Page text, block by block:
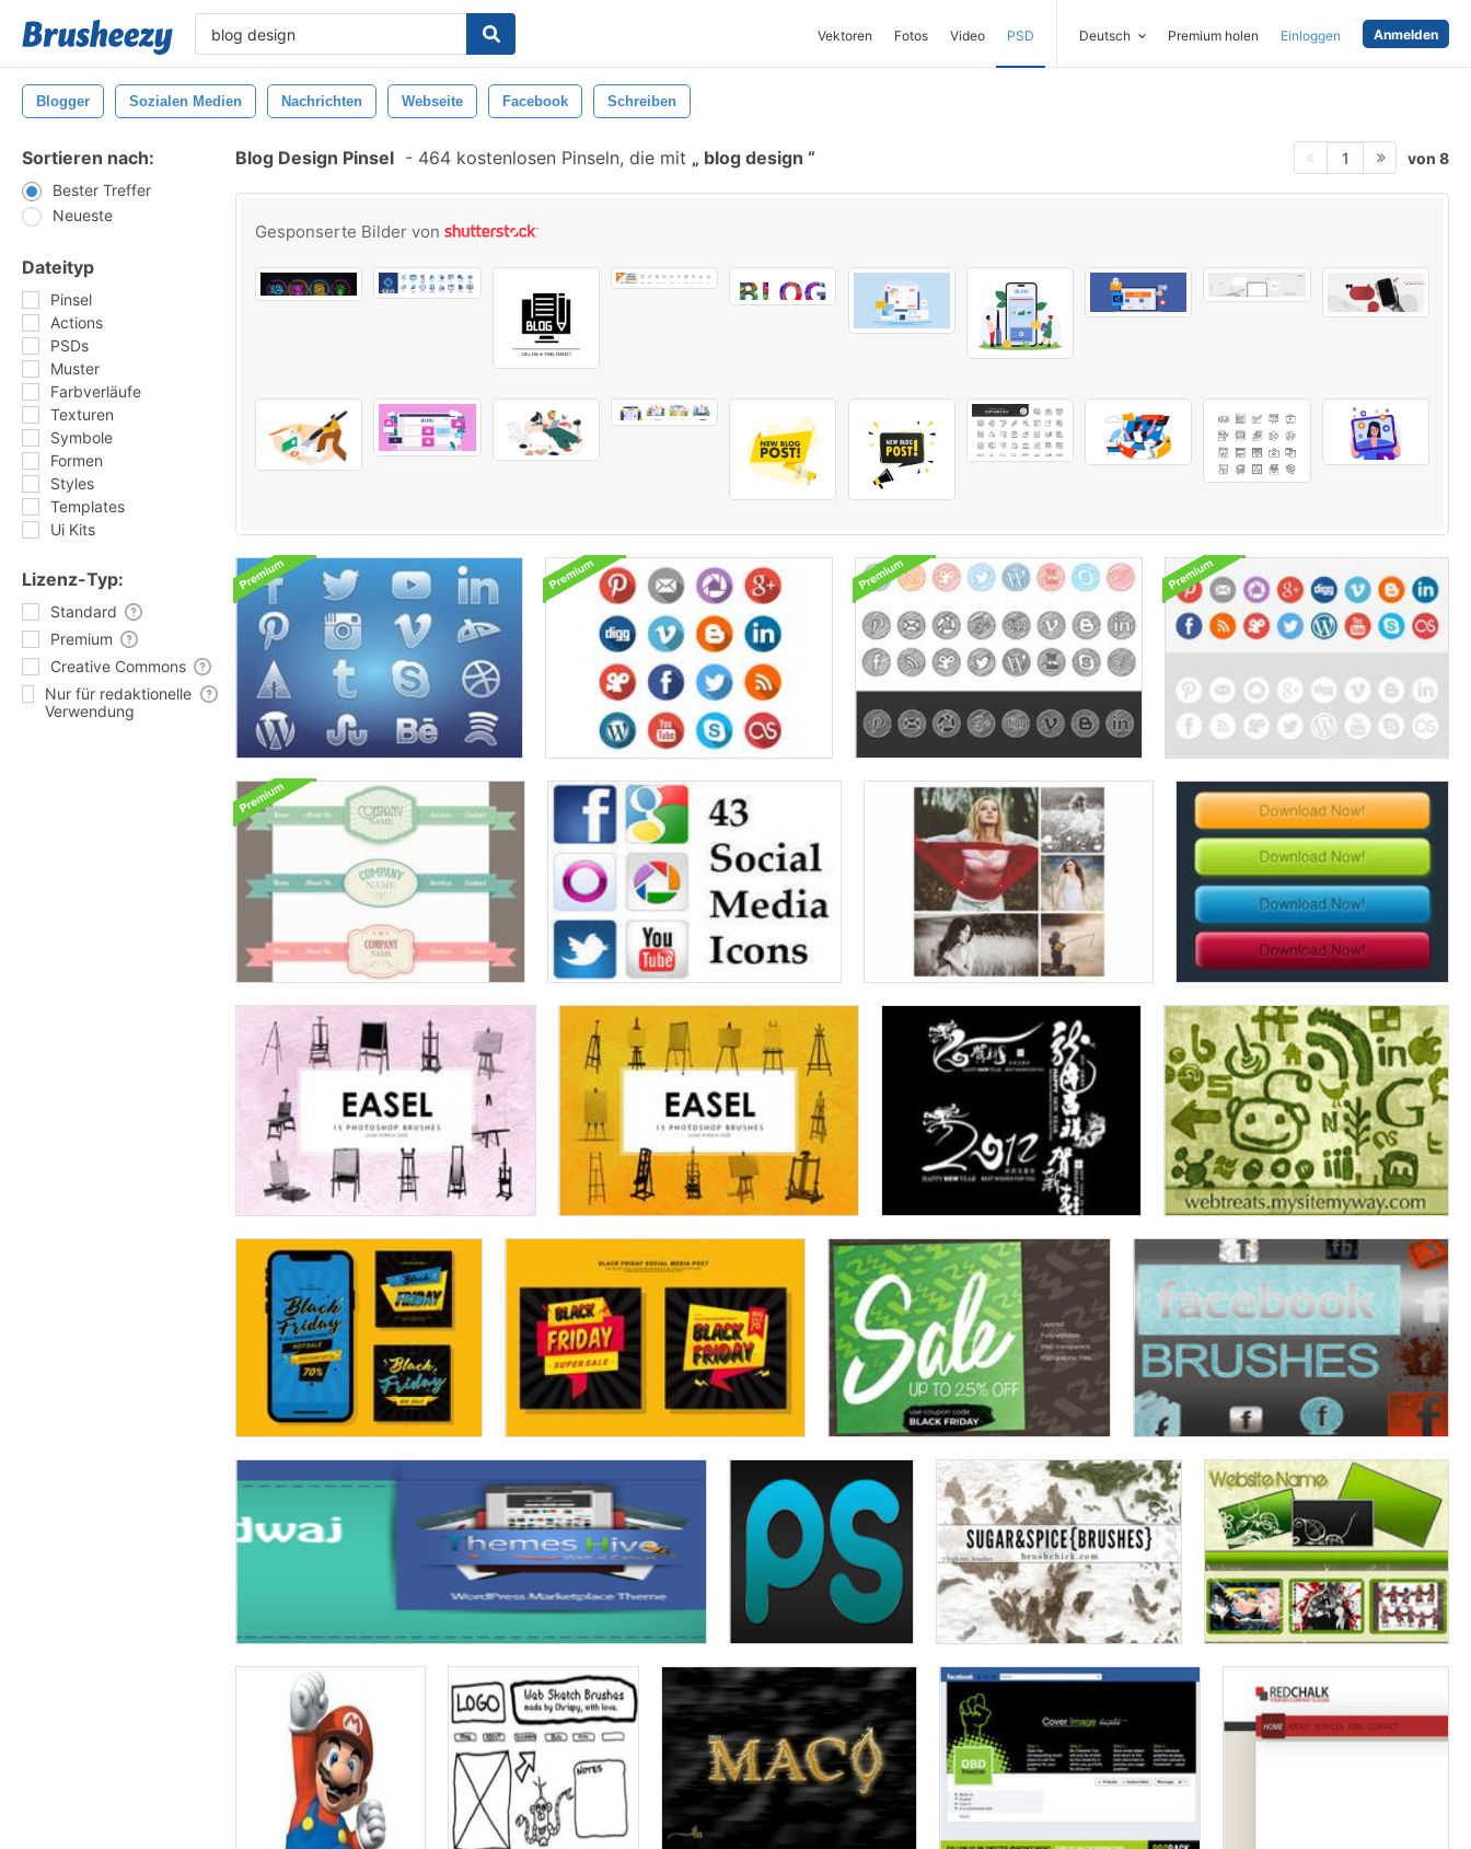
Vektoren Fotos Video PSD Deutsch Premium holen Einloggen Anmelden
Blogger Sozialen Medien Nachrichten Webseite Facebook Schreiben
Sortieren nach:
Bester Treffer
Neueste
Dateityp
Pinsel
Actions
PSDs
Muster
Farbverläufe
Texturen
Symbole
Formen
Styles
Templates
Ui Kits
Lizenz-Typ:
Standard
Premium
Creative Commons
Nur für redaktionelle
Verwendung
Blog Design Pinsel - 464 kostenlosen Pinseln, die mit blog design 1 von 8
Gesponserte Bilder von